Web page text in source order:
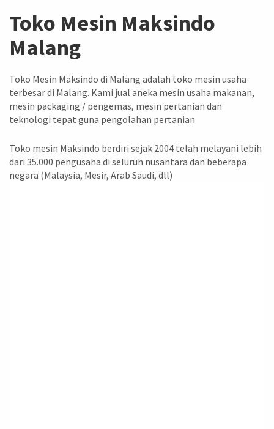
Toko Mesin Maksindo
Malang
Toko Mesin Maksindo di Malang adalah toko mesin usaha
terbesar di Malang. Kami jual aneka mesin usaha makanan,
mesin packaging / pengemas, mesin pertanian dan
teknologi tepat guna pengolahan pertanian
Toko mesin Maksindo berdiri sejak 2004 telah melayani lebih
dari 35.000 pengusaha di seluruh nusantara dan beberapa
negara (Malaysia, Mesir, Arab Saudi, dll)